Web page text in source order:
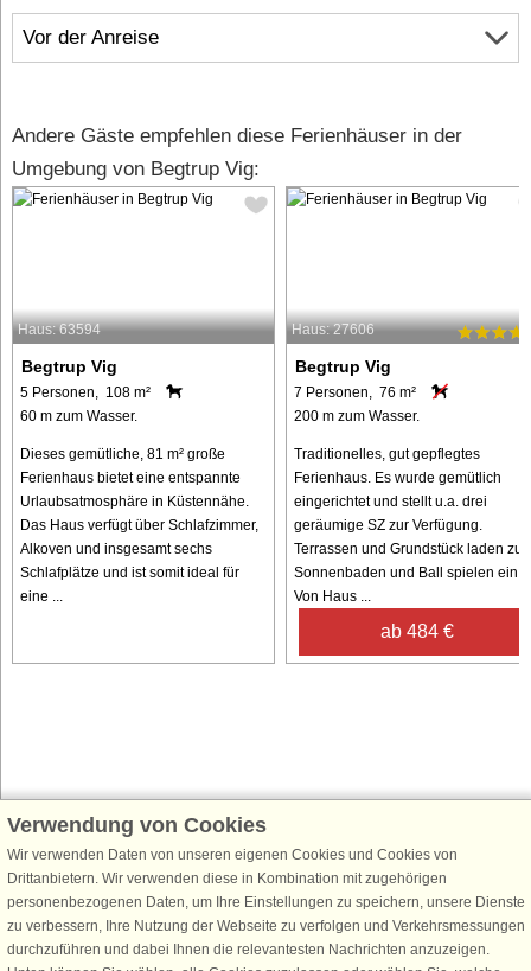
Vor der Anreise
Andere Gäste empfehlen diese Ferienhäuser in der
Umgebung von Begtrup Vig:
Haus: 63594
Begtrup Vig
5 Personen, 108 m²
60 m zum Wasser.
Dieses gemütliche, 81 m² große
Ferienhaus bietet eine entspannte
Urlaubsatmosphäre in Küstennähe.
Das Haus verfügt über Schlafzimmer,
Alkoven und insgesamt sechs
Schlafplätze und ist somit ideal für
eine ...
Haus: 27606
Begtrup Vig
7 Personen, 76 m²
200 m zum Wasser.
Traditionelles, gut gepflegtes
Ferienhaus. Es wurde gemütlich
eingerichtet und stellt u.a. drei
geräumige SZ zur Verfügung.
Terrassen und Grundstück laden
Sonnenbaden und Ball spielen ein.
Von Haus ...
ab 484 €
Schließen Sie sich 100.000 Ferienhaus-Fans an
Erhalten Sie einenWillkommensgutschein von 25 € für Ihren nächsten
Ferienhausurlaub - melden Sie sich einfach für den DanCenter Newsletter
an. Verpassen Sie nie wieder exklusive Angebote, Gewinnspiele und
Urlaubstipps!
Verwendung von Cookies
Wir verwenden Daten von unseren eigenen Cookies und Cookies von
Drittanbietern. Wir verwenden diese in Kombination mit zugehörigen
personenbezogenen Daten, um Ihre Einstellungen zu speichern, unsere Dienste
zu verbessern, Ihre Nutzung der Webseite zu verfolgen und Verkehrsmessungen
durchzuführen und dabei Ihnen die relevantesten Nachrichten anzuzeigen.